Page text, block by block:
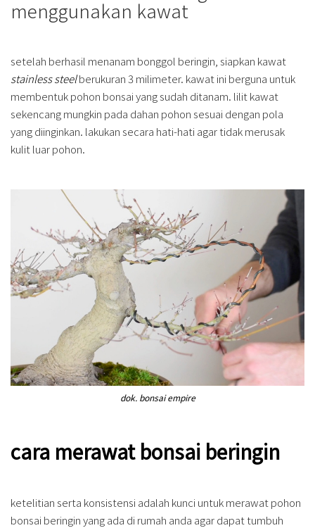
menggunakan kawat
setelah berhasil menanam bonggol beringin, siapkan kawat
stainlesssteelberukuran 3 milimeter. kawat ini berguna untuk
membentuk pohon bonsai yang sudah ditanam. lilit kawat
sekencang mungkin pada dahan pohon sesuai dengan pola
yang diinginkan. lakukan secara hati-hati agar tidak merusak
kulit luar pohon.
dok. bonsai empire
cara merawat bonsai beringin
ketelitian serta konsistensi adalah kunci untuk merawat pohon
bonsai beringin yang ada di rumah anda agar dapat tumbuh